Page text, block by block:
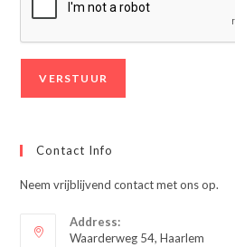
Contact Info
Neem vrijblijvend contact met ons op.
Address:
Waarderweg 54, Haarlem